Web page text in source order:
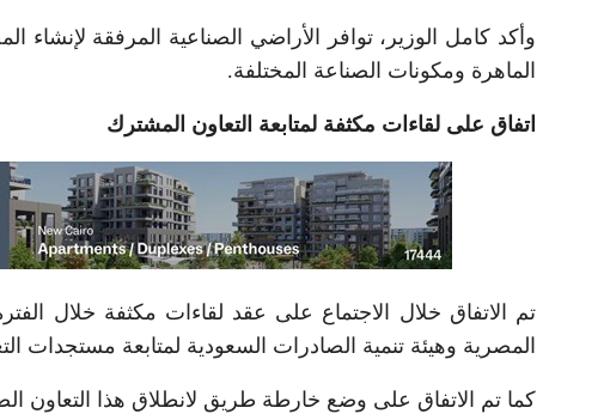
وأكد كامل الوزير، توافر الأراضي الصناعية المرفقة لإنشاء
الماهرة ومكونات الصناعة المختلفة.
اتفاق على لقاءات مكثفة لمتابعة التعاون المشترك
تم الاتفاق خلال الاجتماع على عقد لقاءات مكثفة خلال
المصرية وهيئة تنمية الصادرات السعودية لمتابعة مستجدات
كما تم الاتفاق على وضع خارطة طريق لانطلاق هذا التعاون